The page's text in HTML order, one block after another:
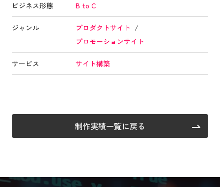
ビジネス形態 B to C
ジャンル
プロダクトサイト
プロモーションサイト
サービス サイト構築
制作実績一覧に戻る